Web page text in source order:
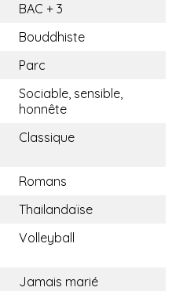
BAC + 3
Bouddhiste
Parc
Sociable, sensible,
honnête
Classique
Romans
Thailandaïse
Volleyball
Jamais marié